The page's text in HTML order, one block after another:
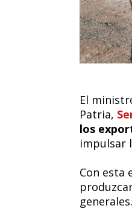
El
Patria,
los
impulsar
Con esta
generales.